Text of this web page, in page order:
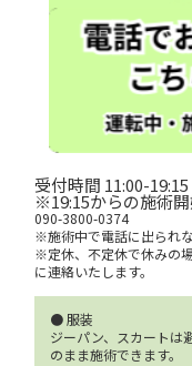
受付時間 11:00-19:15
※19:15からの施術
090-3800-0374
※施術中で電話に出られ
※定休、不定休で休みの
に連絡いたします。
● 服装
ジーパン、スカートは
のまま施術できます。